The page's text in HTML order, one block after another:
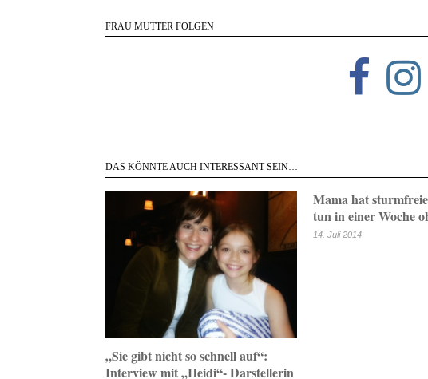
FRAU MUTTER FOLGEN
DAS KÖNNTE AUCH INTERESSANT SEIN…
„Sie gibt nicht so schnell auf“:
Interview mit „Heidi“- Darstellerin
Mama hat
tun in einer Woche
14. Juli 2014